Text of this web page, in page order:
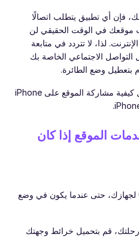
فإن أي تطبيق يتطلب اتصالًا
موقعك في الوقت الحقيقي لن
لذا، لا تتردد في متابعة
التواصل الاجتماعي الخاصة بك
بتعطيل وضع الطائرة.
يمكنك أيضاً الاطلاع على أدلتنا حول كيفية مشاركة الموقع على iPhone
الموقع إذا كان
تمكين GPS: تأكد من تشغيل GPS لجهازك، حتى عندما يكون في وضع
قم بتحميل خرائط وجهتك